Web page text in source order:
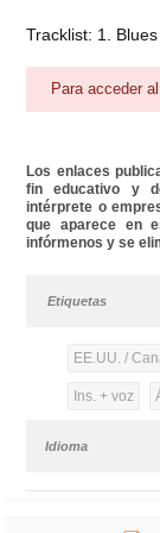
Tracklist: 1.
Para acceder
Los enlaces
fin educativo y
intérprete o
que aparece en
infórmenos y se
Etiquetas
EE.UU. /
Ins. + voz
Idioma